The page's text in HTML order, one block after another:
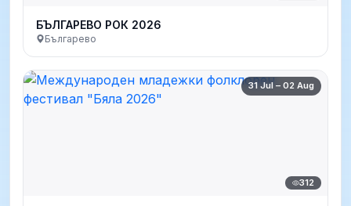
БЪЛГАРЕВО РОК 2026
Българево
31 Jul – 02 Aug
312